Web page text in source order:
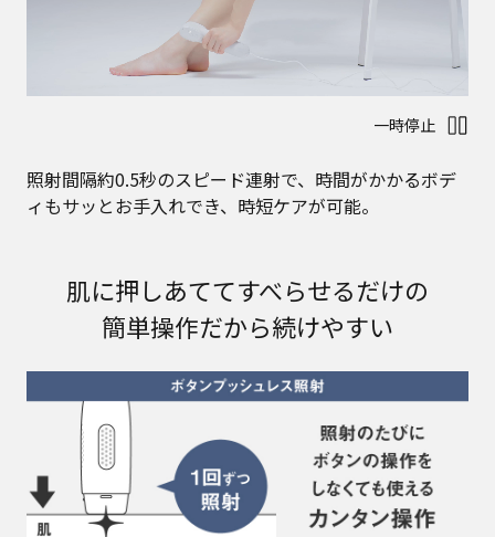
一時停止
照射間隔約0.5秒のスピード連射で、時間がかかるボデ
ィもサッとお手入れでき、時短ケアが可能。
肌に押しあててすべらせるだけの
簡単操作だから続けやすい